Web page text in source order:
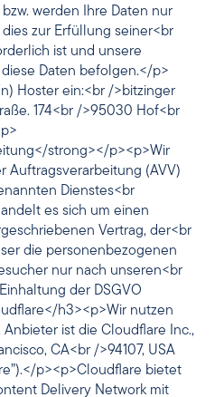
werden Ihre Daten nur
zur Erfüllung seiner<br
ist und unsere
Daten befolgen.</p>
Hoster ein:<br />bitzinger
174<br />95030 Hof<br
strong></p><p>Wir
Auftragsverarbeitung (AVV)
Dienstes<br
es sich um einen
Vertrag, der<br
die personenbezogenen
nur nach unseren<br
der DSGVO
h3><p>Wir nutzen
Anbieter ist die Cloudflare Inc.,
CA<br />94107, USA
p><p>Cloudflare bietet
Delivery Network mit